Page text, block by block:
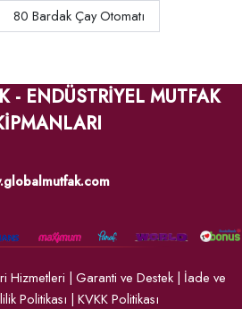
80 Bardak Çay Otomatı
- ENDÜSTRİYEL MUTFAK
Hizmetleri | Garanti ve Destek| İade ve
Politikası | KVKK Politikası